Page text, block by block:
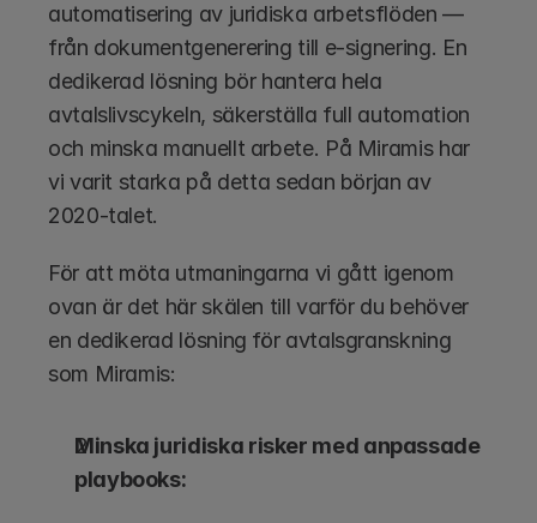
automatisering av juridiska arbetsflöden —
från dokumentgenerering till e-signering. En
dedikerad lösning bör hantera hela
avtalslivscykeln, säkerställa full automation
och minska manuellt arbete. På Miramis har
vi varit starka på detta sedan början av
2020-talet.
För att möta utmaningarna vi gått igenom
ovan är det här skälen till varför du behöver
en dedikerad lösning för avtalsgranskning
som Miramis:
Minska juridiska risker med anpassade
playbooks: